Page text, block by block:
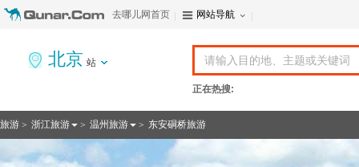
去哪儿网首页 网站导航
北京 站
正在热搜:
旅游 > 浙江旅游 > 温州旅游 > 东安硐桥旅游